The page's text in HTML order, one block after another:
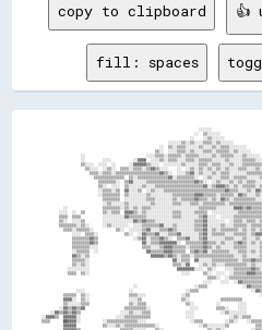
copy to clipboard 👍
fill: spaces